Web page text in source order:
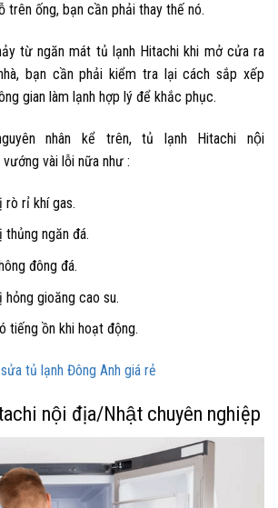
trên ống, bạn cần phải thay thế nó.
từ ngăn mát tủ lạnh Hitachi khi mở cửa ra
bạn cần phải kiểm tra lại cách sắp xếp
gian làm lạnh hợp lý để khắc phục.
nhân kể trên,tủ lạnh Hitachi nội
vài lỗi nữa như :
rò rỉ khí gas.
ngăn đá.
đông đá.
gioăng cao su.
tiếng ồn khi hoạt động.
tủ lạnh Đông Anh giá rẻ
nội địa/Nhật chuyên nghiệp